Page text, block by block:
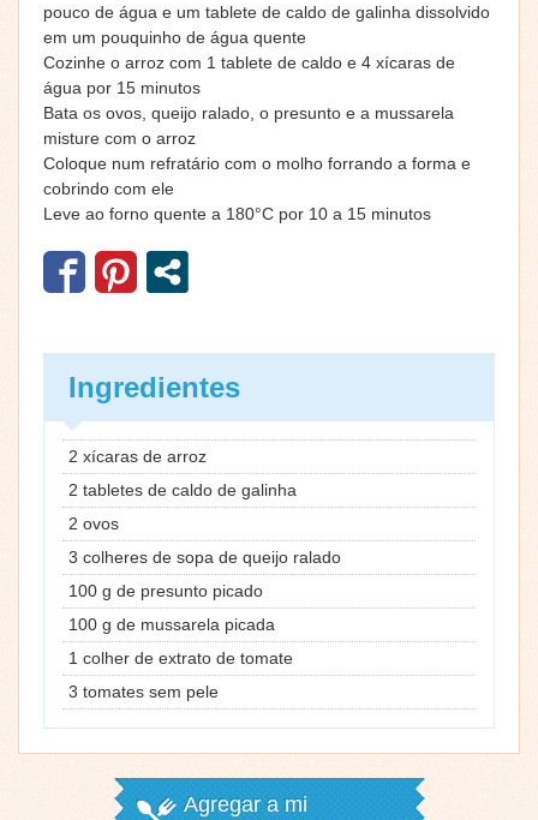
pouco de água e um tablete de caldo de galinha dissolvido
em um pouquinho de água quente
Cozinhe o arroz com 1 tablete de caldo e 4 xícaras de
água por 15 minutos
Bata os ovos, queijo ralado, o presunto e a mussarela
misture com o arroz
Coloque num refratário com o molho forrando a forma e
cobrindo com ele
Leve ao forno quente a 180°C por 10 a 15 minutos
Ingredientes
2 xícaras de arroz
2 tabletes de caldo de galinha
2 ovos
3 colheres de sopa de queijo ralado
100 g de presunto picado
100 g de mussarela picada
1 colher de extrato de tomate
3 tomates sem pele
Agregar a mi